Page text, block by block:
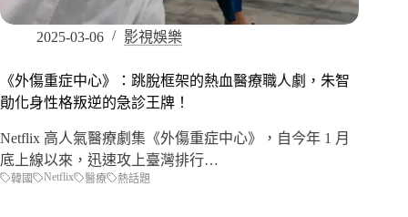
2025-03-06 影視娛樂
《外傷重症中心》：跳脫框架的熱血醫療職人劇，朱智
勛化身性格叛逆的急診王牌！
Netflix 高人氣醫療劇集《外傷重症中心》，自今年 1 月
底上線以來，迅速攻上臺灣排行…
韓國 Netflix 醫療 熱話題